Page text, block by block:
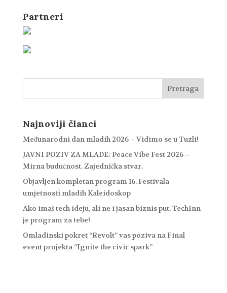
Partneri
Najnoviji članci
Međunarodni dan mladih 2026 – Vidimo se u Tuzli!
JAVNI POZIV ZA MLADE: Peace Vibe Fest 2026 –
Mirna budućnost. Zajednička stvar.
Objavljen kompletan program 16. Festivala
umjetnosti mladih Kaleidoskop
Ako imaš tech ideju, ali ne i jasan biznis put, TechInn
je program za tebe!
Omladinski pokret “Revolt” vas poziva na Final
event projekta “Ignite the civic spark”